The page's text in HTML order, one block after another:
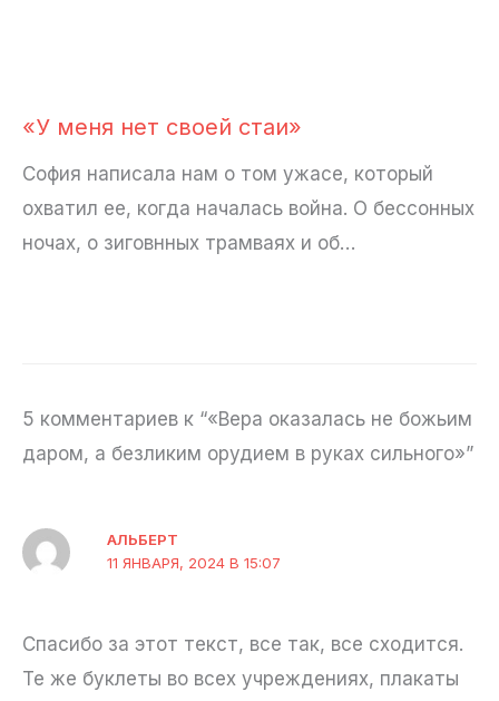
«У меня нет своей стаи»
София написала нам о том ужасе, который
охватил ее, когда началась война. О бессонных
ночах, о зиговнных трамваях и об…
5 комментариев к “«Вера оказалась не божьим
даром, а безликим орудием в руках сильного»”
АЛЬБЕРТ
11 ЯНВАРЯ, 2024 В 15:07
Спасибо за этот текст, все так, все сходится.
Те же буклеты во всех учреждениях, плакаты